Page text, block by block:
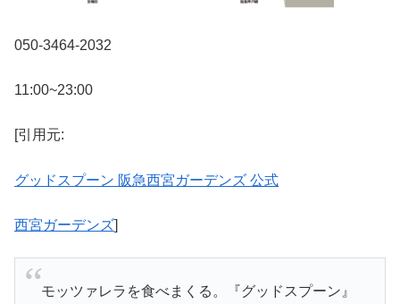
050-3464-2032
11:00~23:00
[引用元:
グッドスプーン 阪急西宮ガーデンズ 公式
西宮ガーデンズ]
モッツァレラを食べまくる。『グッドスプーン』